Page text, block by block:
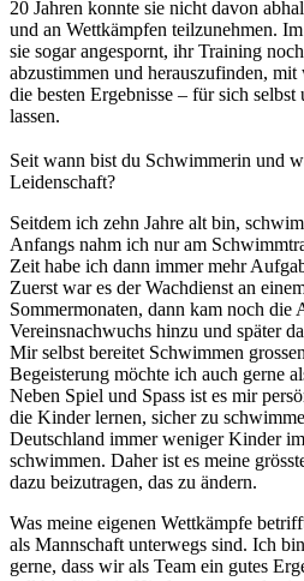
20 Jahren konnte sie nicht davon
und an Wettkämpfen teilzunehmen.
sie sogar angespornt, ihr Training
abzustimmen und herauszufinden, mit
die besten Ergebnisse – für sich
lassen.
Seit wann bist du Schwimmerin und
Leidenschaft?
Seitdem ich zehn Jahre alt bin,
Anfangs nahm ich nur am
Zeit habe ich dann immer mehr
Zuerst war es der Wachdienst an
Sommermonaten, dann kam noch die
Vereinsnachwuchs hinzu und später
Mir selbst bereitet Schwimmen
Begeisterung möchte ich auch gerne
Neben Spiel und Spass ist es mir
die Kinder lernen, sicher zu
Deutschland immer weniger Kinder
schwimmen. Daher ist es meine
dazu beizutragen, das zu ändern.
Was meine eigenen Wettkämpfe
als Mannschaft unterwegs sind. Ich
gerne, dass wir als Team ein gutes